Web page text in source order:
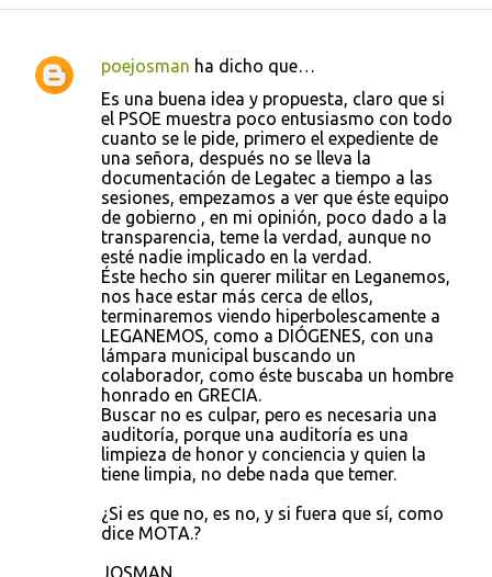
C
poejosman ha dicho que…
Es una buena idea y propuesta, claro que si
el PSOE muestra poco entusiasmo con todo
cuanto se le pide, primero el expediente de
una señora, después no se lleva la
documentación de Legatec a tiempo a las
sesiones, empezamos a ver que éste equipo
de gobierno , en mi opinión, poco dado a la
transparencia, teme la verdad, aunque no
esté nadie implicado en la verdad.
Éste hecho sin querer militar en Leganemos,
nos hace estar más cerca de ellos,
terminaremos viendo hiperbolescamente a
LEGANEMOS, como a DIÓGENES, con una
lámpara municipal buscando un
colaborador, como éste buscaba un hombre
honrado en GRECIA.
Buscar no es culpar, pero es necesaria una
auditoría, porque una auditoría es una
limpieza de honor y conciencia y quien la
tiene limpia, no debe nada que temer.
¿Si es que no, es no, y si fuera que sí, como
dice MOTA.?
JOSMAN